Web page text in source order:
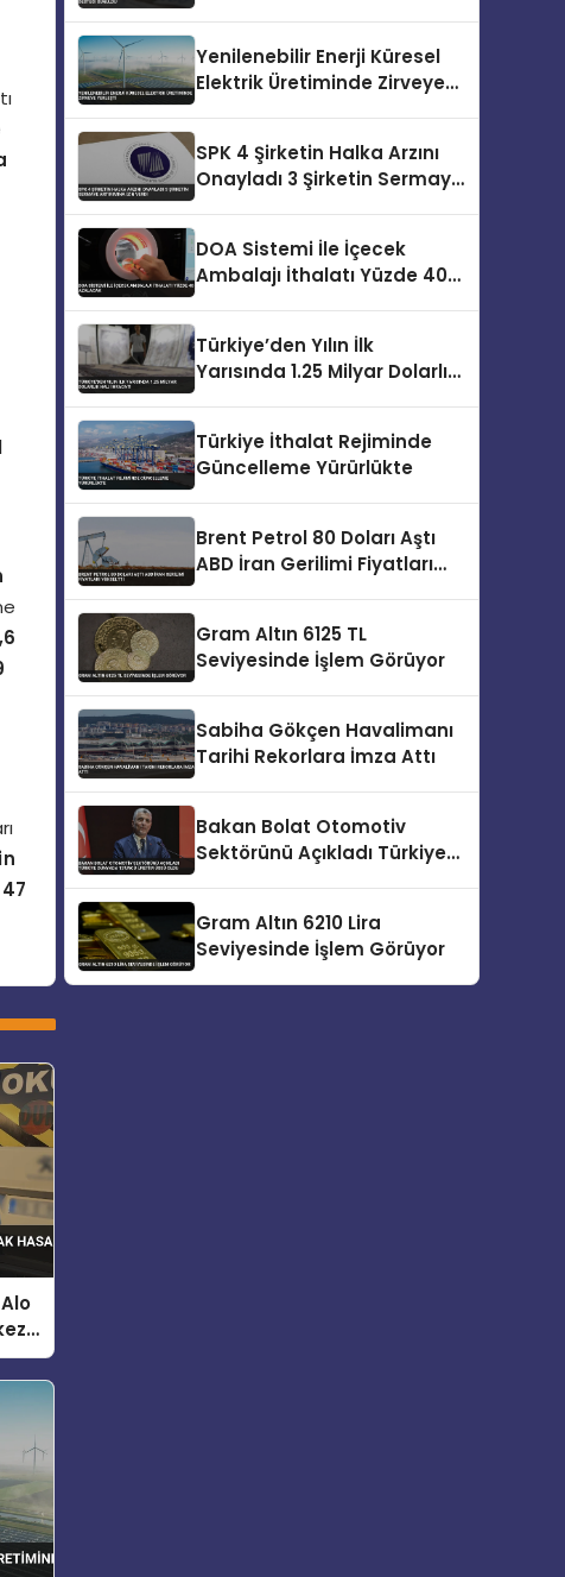
Yenilenebilir Enerji Küresel
Elektrik Üretiminde Zirveye
SPK 4 Şirketin Halka Arzını
Onayladı 3 Şirketin Sermaye
DOA Sistemi İle İçecek
Ambalajı İthalatı Yüzde 40
Türkiye’den Yılın İlk
Yarısında 1.25 Milyar Dolarlık
Türkiye İthalat Rejiminde
Güncelleme Yürürlükte
Brent Petrol 80 Doları Aştı
ABD İran Gerilimi Fiyatları
Gram Altın 6125 TL
Seviyesinde İşlem Görüyor
Sabiha Gökçen Havalimanı
Tarihi Rekorlara İmza Attı
Bakan Bolat Otomotiv
Sektörünü Açıkladı Türkiye
Gram Altın 6210 Lira
Seviyesinde İşlem Görüyor